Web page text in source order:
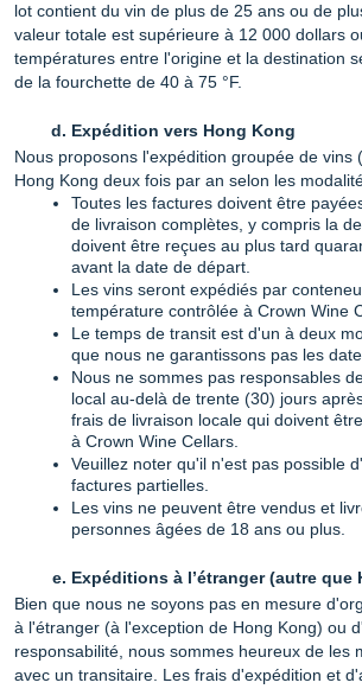
lot contient du vin de plus de 25 ans ou de
valeur totale est supérieure à 12 000 dollars
températures entre l'origine et la destination
de la fourchette de 40 à 75 °F.
Expédition vers Hong Kong
Nous proposons l'expédition groupée de vins
Hong Kong deux fois par an selon les
Toutes les factures doivent être
de livraison complètes, y compris la
doivent être reçues au plus tard
avant la date de départ.
Les vins seront expédiés par
température contrôlée à Crown Wine
Le temps de transit est d'un à deux
que nous ne garantissons pas les
Nous ne sommes pas responsables
local au-delà de trente (30) jours
frais de livraison locale qui doivent
à Crown Wine Cellars.
Veuillez noter qu'il n'est pas possible
factures partielles.
Les vins ne peuvent être vendus et
personnes âgées de 18 ans ou plus.
Expéditions à l’étranger (autre que
Bien que nous ne soyons pas en mesure
à l'étranger (à l'exception de Hong Kong) ou
responsabilité, nous sommes heureux de les
avec un transitaire. Les frais d'expédition et